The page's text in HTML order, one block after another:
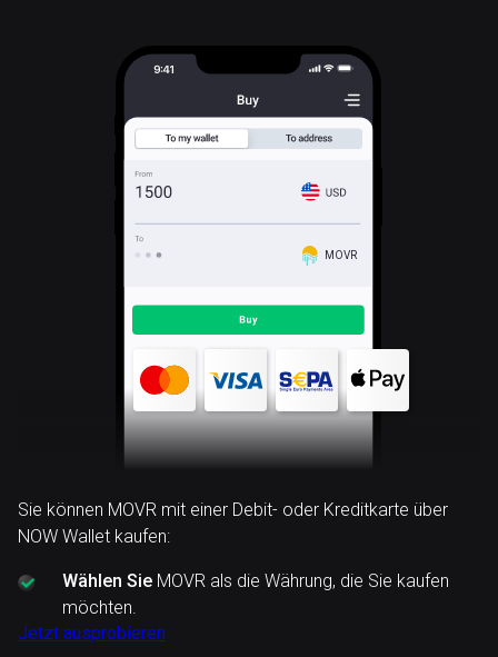
MOVR
Sie können MOVR mit einer Debit- oder Kreditkarte über
NOW Wallet kaufen:
Wählen Sie MOVR als die Währung, die Sie kaufen
möchten.
Jetzt ausprobieren